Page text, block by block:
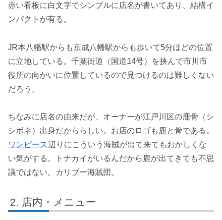
赤い看板に白文字でシンプルに店名が書いてあり、結構イ
ンパクトが有る。
JR本八幡駅からも京成八幡駅からも歩いて5分ほどの位置
に立地している。千葉街道（国道14号）を挟んで市川市
役所の向かいに位置しているので見つけるのは難しくない
だろう。
ちなみに店名の由来だが、オーナーが江戸川区の鹿骨（シ
シボネ）出身だかららしい。お店のロゴも鹿と骨である。
ワンピース辺りにこういう海賊が出て来てもおかしくな
い気がする。トナカイがいるんだから鹿が出てきても不思
議ではない。カリブー海賊団。
店内・メニュー